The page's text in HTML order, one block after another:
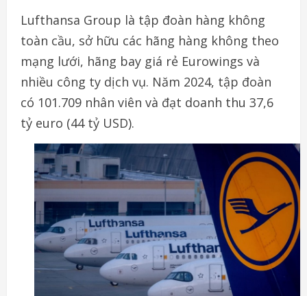
Lufthansa Group là tập đoàn hàng không
toàn cầu, sở hữu các hãng hàng không theo
mạng lưới, hãng bay giá rẻ Eurowings và
nhiều công ty dịch vụ. Năm 2024, tập đoàn
có 101.709 nhân viên và đạt doanh thu 37,6
tỷ euro (44 tỷ USD).